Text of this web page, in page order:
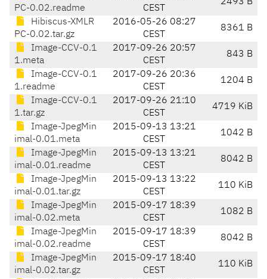
PC-0.02.readme
CEST
Hibiscus-XMLR
PC-0.02.tar.gz
2016-05-26 08:27
CEST
8361 B
Image-CCV-0.1
1.meta
2017-09-26 20:57
CEST
843 B
Image-CCV-0.1
1.readme
2017-09-26 20:36
CEST
1204 B
Image-CCV-0.1
1.tar.gz
2017-09-26 21:10
CEST
4719 KiB
Image-JpegMin
imal-0.01.meta
2015-09-13 13:21
CEST
1042 B
Image-JpegMin
imal-0.01.readme
2015-09-13 13:21
CEST
8042 B
Image-JpegMin
imal-0.01.tar.gz
2015-09-13 13:22
CEST
110 KiB
Image-JpegMin
imal-0.02.meta
2015-09-17 18:39
CEST
1082 B
Image-JpegMin
imal-0.02.readme
2015-09-17 18:39
CEST
8042 B
Image-JpegMin
imal-0.02.tar.gz
2015-09-17 18:40
CEST
110 KiB